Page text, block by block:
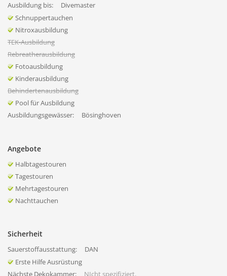
Ausbildung bis:
Divemaster
Schnuppertauchen
Nitroxausbildung
TEK-Ausbildung
Rebreatherausbildung
Fotoausbildung
Kinderausbildung
Behindertenausbildung
Pool für Ausbildung
Ausbildungsgewässer:
Bösinghoven
Angebote
Halbtagestouren
Tagestouren
Mehrtagestouren
Nachttauchen
Sicherheit
Sauerstoffausstattung:
DAN
Erste Hilfe Ausrüstung
Nächste Dekokammer:
NIcht spezifiziert.